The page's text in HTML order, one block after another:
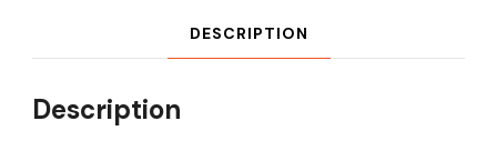
DESCRIPTION
Description